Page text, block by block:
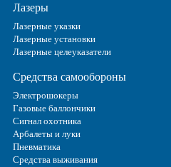
Лазеры
Лазерные указки
Лазерные установки
Лазерные целеуказатели
Средства самообороны
Электрошокеры
Газовые баллончики
Сигнал охотника
Арбалеты и луки
Пневматика
Средства выживания